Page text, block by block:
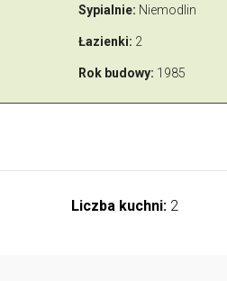
Sypialnie: Niemodlin
Łazienki: 2
Rok budowy: 1985
Liczba kuchni:2